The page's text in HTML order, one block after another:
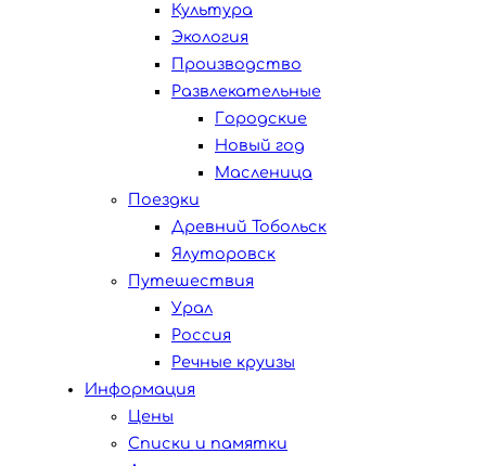
Культура
Экология
Производство
Развлекательные
Городские
Новый год
Масленица
Поездки
Древний Тобольск
Ялуторовск
Путешествия
Урал
Россия
Речные круизы
Информация
Цены
Списки и памятки